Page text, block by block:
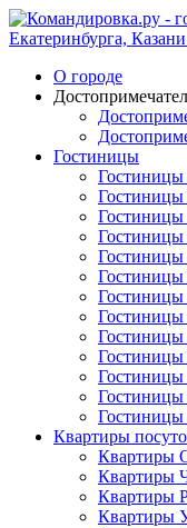
О городе
Гостиницы
Гостиницы
Гостиницы
Гостиницы
Гостиницы
Гостиницы
Гостиницы
Гостиницы
Гостиницы
Квартиры
Квартиры
Квартиры
Квартиры
Квартиры